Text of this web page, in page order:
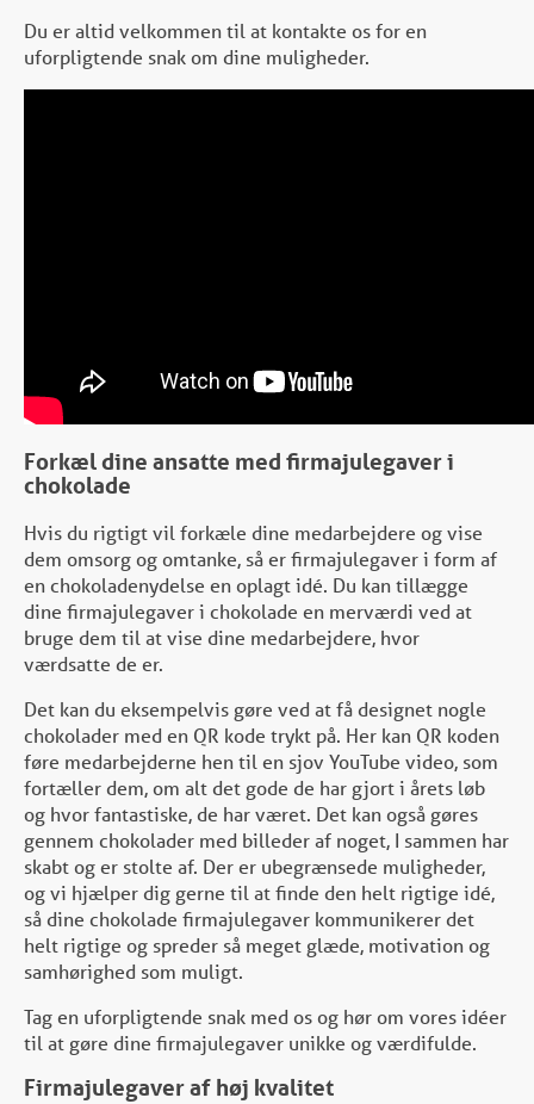
Du er altid velkommen til at kontakte os for en
uforpligtende snak om dine muligheder.
Forkæl dine ansatte med firmajulegaver i
chokolade
Hvis du rigtigt vil forkæle dine medarbejdere og vise
dem omsorg og omtanke, så er firmajulegaver i form af
en chokoladenydelse en oplagt idé. Du kan tillægge
dine firmajulegaver i chokolade en merværdi ved at
bruge dem til at vise dine medarbejdere, hvor
værdsatte de er.
Det kan du eksempelvis gøre ved at få designet nogle
chokolader med en QR kode trykt på. Her kan QR koden
føre medarbejderne hen til en sjov YouTube video, som
fortæller dem, om alt det gode de har gjort i årets løb
og hvor fantastiske, de har været. Det kan også gøres
gennem chokolader med billeder af noget, I sammen har
skabt og er stolte af. Der er ubegrænsede muligheder,
og vi hjælper dig gerne til at finde den helt rigtige idé,
så dine chokolade firmajulegaver kommunikerer det
helt rigtige og spreder så meget glæde, motivation og
samhørighed som muligt.
Tag en uforpligtende snak med os og hør om vores idéer
til at gøre dine firmajulegaver unikke og værdifulde.
Firmajulegaver af høj kvalitet